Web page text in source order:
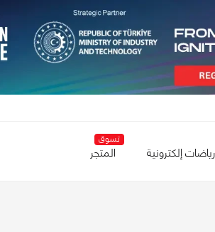
رياضات إلكترونية
تسوق
المتجر